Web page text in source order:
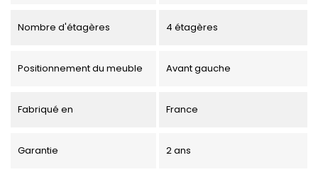
Nombre d'étagères 4 étagères
Positionnement du meuble Avant gauche
Fabriqué en France
Garantie 2 ans